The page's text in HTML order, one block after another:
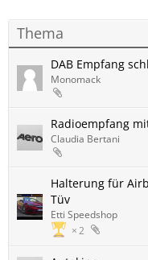
Thema
DAB Empfang
Monomack
Radioempfang
Claudia Bertani
Halterung für
Tüv
2
Etti Speedshop